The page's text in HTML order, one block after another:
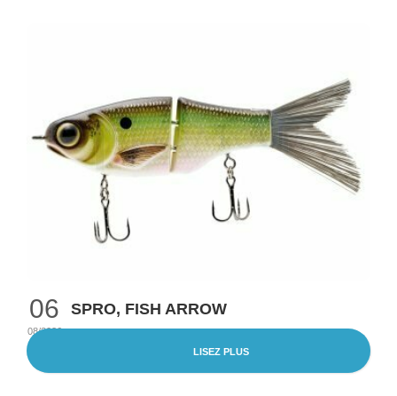
06
08/2026
SPRO, FISH ARROW
LISEZ PLUS